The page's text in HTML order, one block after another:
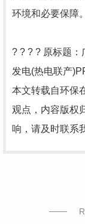
环境和必要保障。
? ? ? ? 原标题
发电(热电联产
本文转载自环保
观点，内容版权
响，请及时联系